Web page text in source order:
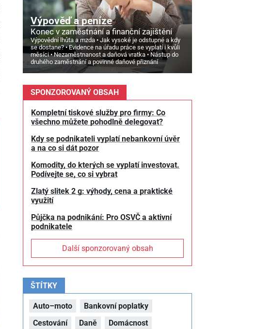
Výpověď a peníze
Konec v zaměstnání a finanční zajištění
Výpovědní lhůta a mzda
Jak vysoké je odstupné a kdy
se dostane?
Evidence na úřadu práce se vyplatí i kvůli
měsíci
Nezaměstnanost a daňová vratka
Nástup do
druhého zaměstnání a povinné daňové přiznání
SPONZOROVANÝ OBSAH
Kompletní tiskové služby pro firmy: Co
všechno můžete pohodlně delegovat?
Kdy se podnikateli vyplatí nebankovní úvěr
a na co si dát pozor
Komodity, do kterých se vyplatí investovat.
Podívejte se, co si vybrat
Zlatý slitek 2 g: výhody, cena a praktické
využití
Půjčka na podnikání: Pro OSVČ a aktivní
podnikatele
Další sponzorovaný obsah
ŠTÍTKY
Auto–moto
Bankovní poplatky
Cestování
Daně
Domácnost